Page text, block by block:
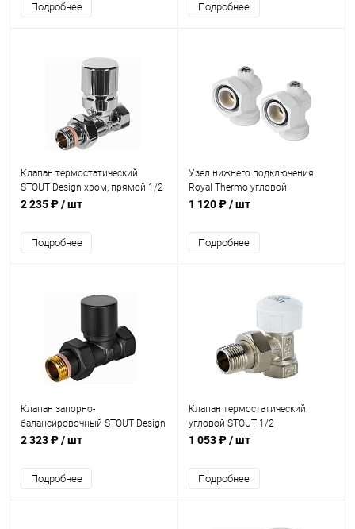
Подробнее Подробнее
Клапан термостатический
STOUT Design хром, прямой 1/2
2 235 ₽/ шт
Подробнее
Узел нижнего подключения
Royal Thermo угловой
раздельный 3/4х3/4ЕК (белый)
1 120 ₽/ шт
Подробнее
Клапан запорно-
балансировочный STOUT Design
черный, прямой 1/2
2 323 ₽/ шт
Подробнее
Клапан термостатический
угловой STOUT 1/2
1 053 ₽/ шт
Подробнее